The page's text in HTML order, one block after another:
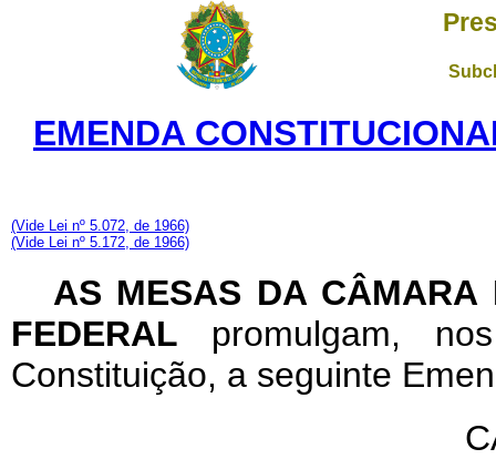
EMENDA
(Vide Lei nº 5.072, de 1966)
(Vide Lei nº 5.172, de 1966)
AS MESAS DA CÂMARA
FEDERAL promulgam,
Constituição, a seguinte